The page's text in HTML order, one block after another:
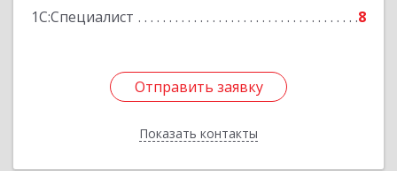
1С:Специалист 8
Отправить заявку
Показать контакты
Подробнее
Отправить заявку
Назад